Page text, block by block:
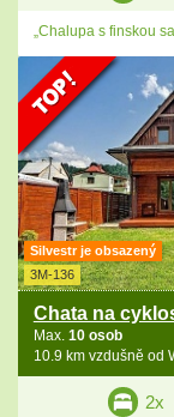
„Chalupa s finskou
Silvestr je obsazený
3M-136
Chata na
Max. 10 osob
10.9 km vzdušně od
2x